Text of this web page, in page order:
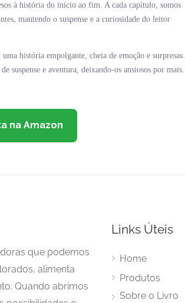
à história do início ao fim. A cada capítulo, somos
mantendo o suspense e a curiosidade do leitor
história empolgante, cheia de emoção e surpresas.
suspense e aventura, deixando-os ansiosos por mais.
na Amazon
que podemos
alimenta
Quando abrimos
Links Úteis
Home
Produtos
Sobre o Livro